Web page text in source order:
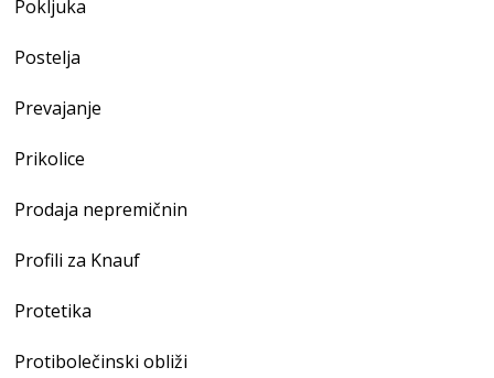
Pokljuka
Postelja
Prevajanje
Prikolice
Prodaja nepremičnin
Profili za Knauf
Protetika
Protibolečinski obliži